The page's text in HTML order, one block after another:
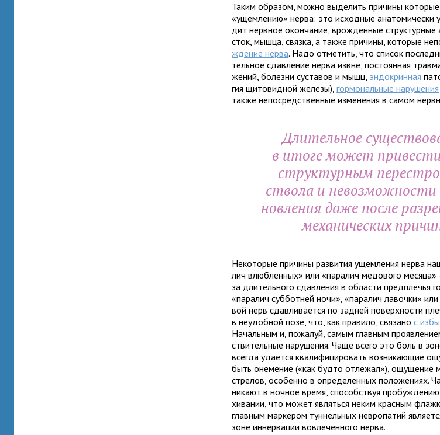
Таким обра­зом, можно выде­лить при­чины
«ущем­ле­нию» нерва: это исход­ные ана­то­ми­че­ски
дит нерв­ное окон­ча­ние, врож­ден­ные
сток, мышца, связка, а также при­чины, кото­рые
жде­ние нерва. Надо отме­тить, что спи­сок
тель­ное сдав­ле­ние нерва извне, посто­ян­ная
же­ний, болезни суста­вов и мышц, эндо­крин­ная
гия щито­вид­ной железы),гор­мо­наль­ные нару­ше­ния
также непо­сред­ствен­ные изме­не­ния в самом
Длительное
в итоге может
струк­тур­ным
ствола и
нов­ле­ния даже после
меха­ни­че­ских
Некоторые при­чины раз­ви­тия ущем­ле­ния нерва
лич влюб­лен­ных» или «пара­лич медо­вого
за дли­тель­ного сдав­ле­ния в обла­сти пред­пле­чья
«пара­лич суб­бот­ней ночи», «паралич лавочки»
вой нерв сдав­ли­вается по зад­ней поверх­но­сти
в неудоб­ной позе, что, как пра­вило, свя­занос
Начальным и, пожа­луй, самым глав­ным
стви­тель­ные нару­ше­ния. Чаще всего это боль в
все­гда уда­ется ква­ли­фи­ци­ро­вать воз­ни­ка­ю­щие
быть оне­ме­ние («как будто отле­жал»),
стре­лов, осо­бенно в опре­де­лен­ных поло­же­ниях.
ни­кают в ноч­ное время, спо­соб­ствуя
хи­ва­нии, что может являться неким крас­ным
глав­ным мар­ке­ром тун­нель­ных нев­ро­па­тий
зоне иннер­ва­ции вовле­чен­ного нерва.